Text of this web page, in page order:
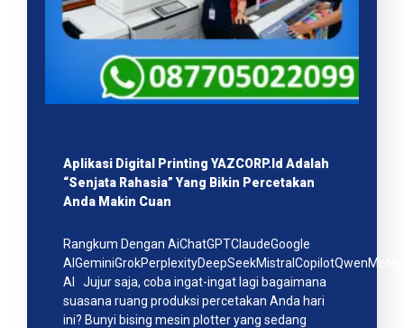
Aplikasi Digital Printing YAZCORP.id Adalah
“Senjata Rahasia” Yang Bikin Percetakan
Anda Makin Cuan
Rangkum Dengan AiChatGPTClaudeGoogle
AIGeminiGrokPerplexityDeepSeekMistralCopilotQwenMeta
AI Jujur saja, coba ingat-ingat lagi bagaimana
suasana ruang produksi percetakan Anda hari
ini? Bunyi bising mesin plotter yang sedang